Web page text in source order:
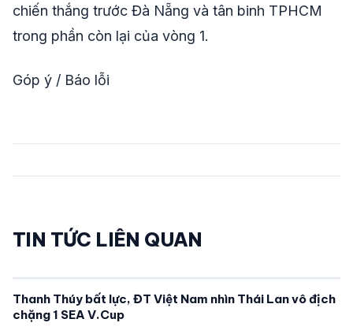
chiến thắng trước Đà Nẵng và tân binh TPHCM
trong phần còn lại của vòng 1.
Góp ý / Báo lỗi
TIN TỨC LIÊN QUAN
Thanh Thúy bất lực, ĐT Việt Nam nhìn Thái Lan vô địch
chặng 1 SEA V.Cup